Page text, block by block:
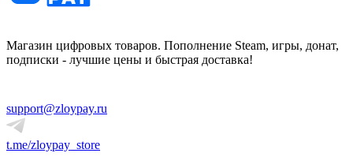
Магазин цифровых товаров. Пополнение Steam, игры, донат,
подписки - лучшие цены и быстрая доставка!
support@zloypay.ru
t.me/zloypay_store